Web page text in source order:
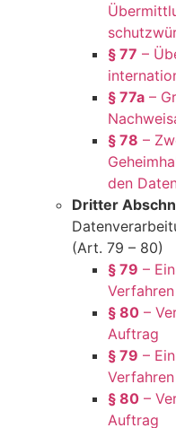
§ 77 –
§ 77a –
§ 78 –
den
Dritter
(Art. 79 – 80)
§ 79 –
§ 80 –
Auftrag
§ 79 –
§ 80 –
Auftrag